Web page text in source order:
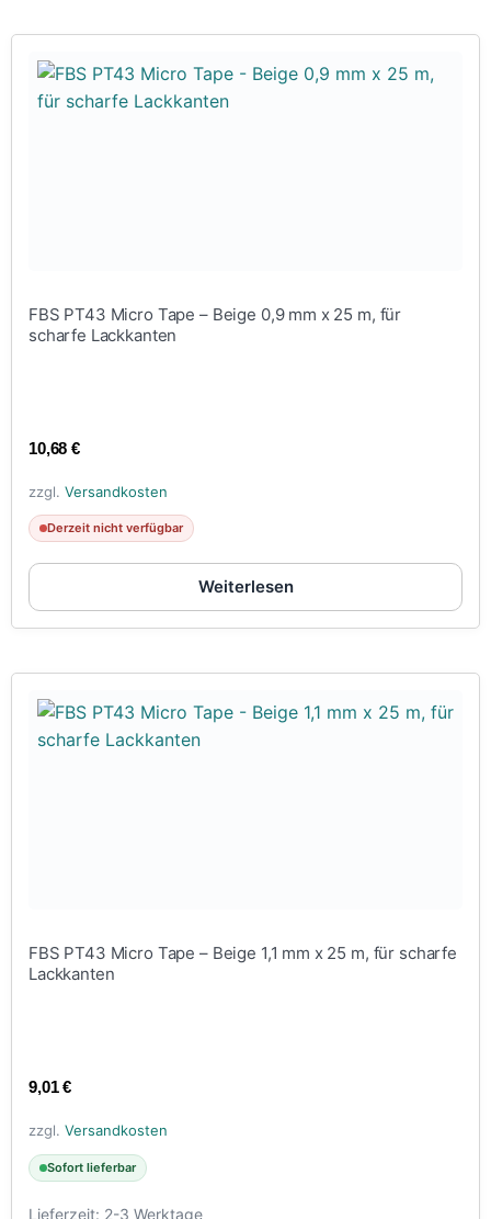
FBS PT43 Micro Tape – Beige 0,9 mm x 25 m, für
scharfe Lackkanten
10,68€
zzgl. Versandkosten
Derzeit nicht verfügbar
Weiterlesen
FBS PT43 Micro Tape – Beige 1,1 mm x 25 m, für scharfe
Lackkanten
9,01€
zzgl. Versandkosten
Sofort lieferbar
Lieferzeit: 2-3 Werktage